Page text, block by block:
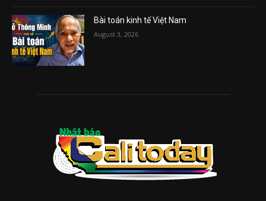
Bài toán kinh tế Việt Nam
August 3, 2026